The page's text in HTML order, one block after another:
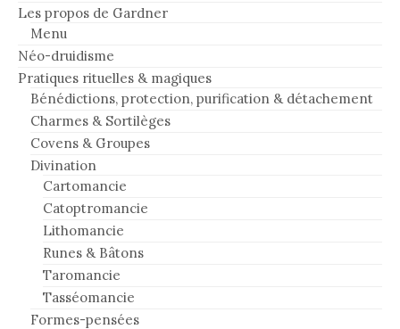
Les propos de Gardner
Menu
Néo-druidisme
Pratiques rituelles & magiques
Bénédictions, protection, purification & détachement
Charmes & Sortilèges
Covens & Groupes
Divination
Cartomancie
Catoptromancie
Lithomancie
Runes & Bâtons
Taromancie
Tasséomancie
Formes-pensées